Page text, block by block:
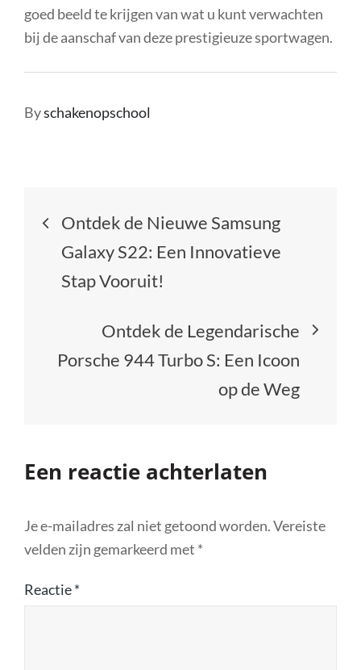
goed beeld te krijgen van wat u kunt verwachten
bij de aanschaf van deze prestigieuze sportwagen.
Byschakenopschool
Berichtnavigatie
Ontdek de Nieuwe Samsung
Galaxy S22: Een Innovatieve
Stap Vooruit!
Ontdek de Legendarische
Porsche 944 Turbo S: Een Icoon
op de Weg
Een reactie achterlaten
Je e-mailadres zal niet getoond worden.Vereiste
velden zijn gemarkeerd met *
Reactie*